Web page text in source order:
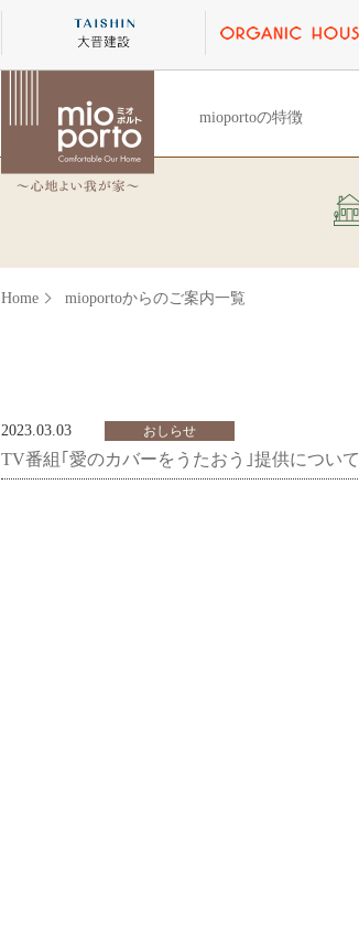
mioportoの特徴
Home mioportoからのご案内一覧
2023.03.03 おしらせ
TV番組｢愛のカバーをうたおう｣提供について